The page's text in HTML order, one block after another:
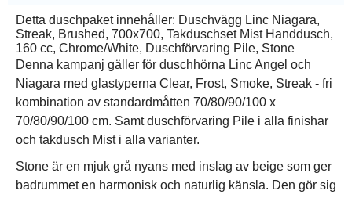
Detta duschpaket innehåller: Duschvägg Linc Niagara,
Streak, Brushed, 700x700, Takduschset Mist Handdusch,
160 cc, Chrome/White, Duschförvaring Pile, Stone
Denna kampanj gäller för duschhörna Linc Angel och
Niagara med glastyperna Clear, Frost, Smoke, Streak - fri
kombination av standardmåtten 70/80/90/100 x
70/80/90/100 cm. Samt duschförvaring Pile i alla finishar
och takdusch Mist i alla varianter.
Stone är en mjuk grå nyans med inslag av beige som ger
badrummet en harmonisk och naturlig känsla. Den gör sig